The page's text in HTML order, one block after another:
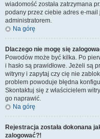
wiadomość została zatrzymana
podany przez ciebie adres e-mail
administratorem.
Na górę
Dlaczego nie mogę się
Powodów może być kilka. Po
i hasło są prawidłowe. Jeżeli są
witryny i zapytaj czy cię nie
problem powoduje błędna
Skontaktuj się z właścicielem
go naprawić.
Na górę
Rejestracja została dokonana
zalogować?!